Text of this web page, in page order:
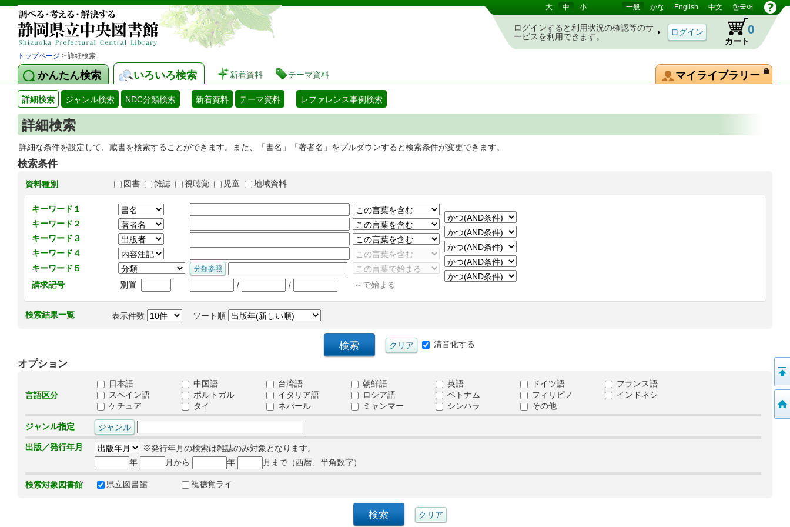
静岡県立図書館 蔵書検索・予約システム 大 中 小 一般 かな English 中文 한국어
ログインすると利用状況の確認等のサ
ービスを利用できます。
カート
0
トップページ > 詳細検索
かんたん検索 いろいろ検索 新着資料 テーマ資料 マイライブラリー
詳細検索 ジャンル検索 NDC分類検索 新着資料 テーマ資料 レファレンス事例検索
詳細検索
詳細な条件を設定して、蔵書を検索することができます。また、「書名」「著者名」をプルダウンすると検索条件が変更できます。
検索条件
資料種別 図書 雑誌 視聴覚 児童 地域資料
キーワード１
キーワード２
キーワード３
キーワード４
キーワード５
請求記号
別置 / / ～で始まる
検索結果一覧 表示件数 ソート順
清音化する
オプション
言語区分
日本語 中国語 台湾語 朝鮮語 英語 ドイツ語
フランス語
スペイン語
ポルトガル イタリア語 ロシア語 ベトナム フィリピノ
インドネシ
ケチュア
タイ ネパール ミャンマー シンハラ その他
ジャンル指定
出版／発行年月
※発行年月の検索は雑誌のみ対象となります。
年
月から 年 月まで（西暦、半角数字）
検索対象図書館 県立図書館 視聴覚ライ